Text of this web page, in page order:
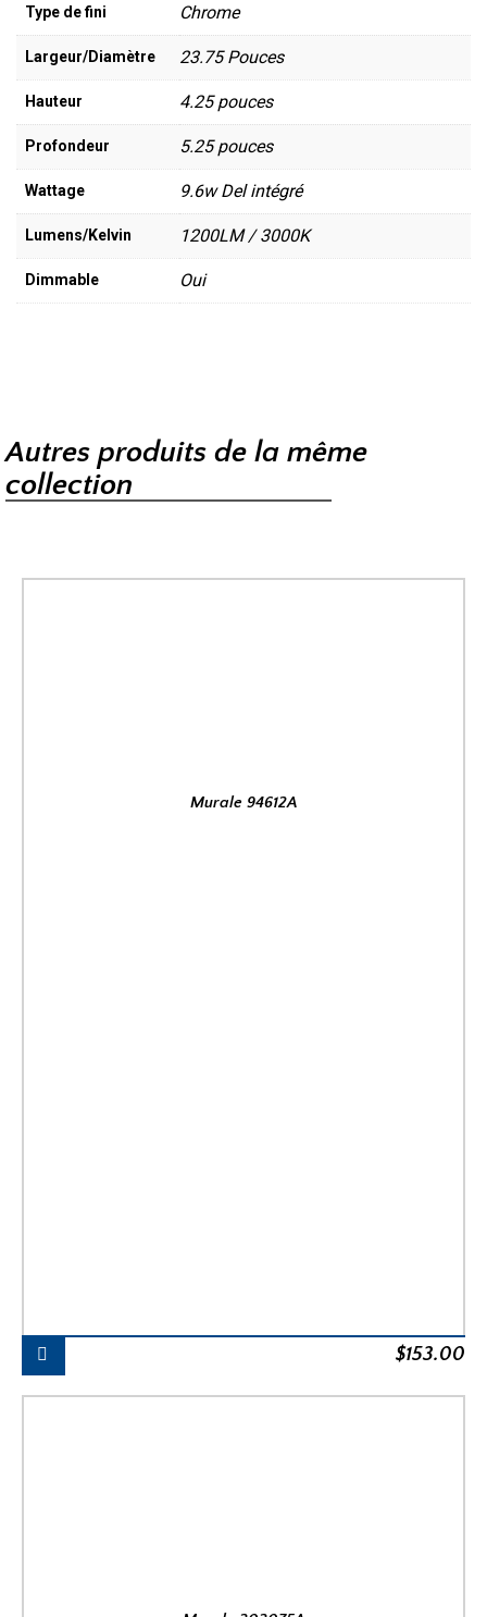
Type de fini Chrome
Largeur/Diamètre 23.75 Pouces
Hauteur 4.25 pouces
Profondeur 5.25 pouces
Wattage 9.6w Del intégré
Lumens/Kelvin 1200LM / 3000K
Dimmable Oui
Autres produits de la même
collection
Murale 94612A
$153.00